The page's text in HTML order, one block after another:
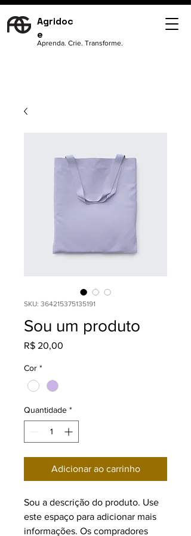
Aprenda. Crie. Transforme.
Agridoc
e
SKU: 364215375135191
Sou um produto
R$ 20,00
Cor *
Quantidade *
Adicionar ao carrinho
Sou a descrição do produto. Use
este espaço para adicionar mais
informações. Os compradores